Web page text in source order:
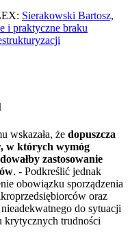
Sierakowski Bartosz,
i praktyczne braku
wskazała, że dopuszcza
w których wymóg
zastosowanie
. - Podkreślić jednak
obowiązku sporządzenia
oraz
do sytuacji
trudności